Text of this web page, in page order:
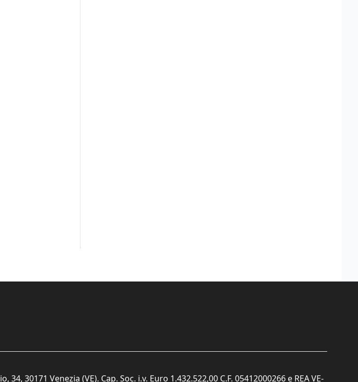
30171 Venezia (VE). Cap. Soc. i.v. Euro 1.432.522,00 C.F. 05412000266 e REA VE-